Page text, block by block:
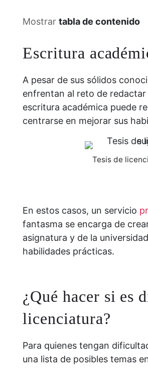
Mostrar tabla de contenido
Escritura
A pesar de sus sólidos
enfrentan al reto de
escritura académica puede
centrarse en mejorar sus
Tesis de
En estos casos, un servicio
fantasma se encarga de
asignatura y de la
habilidades prácticas.
¿Qué hacer si es
licenciatura?
Para quienes tengan
una lista de posibles temas